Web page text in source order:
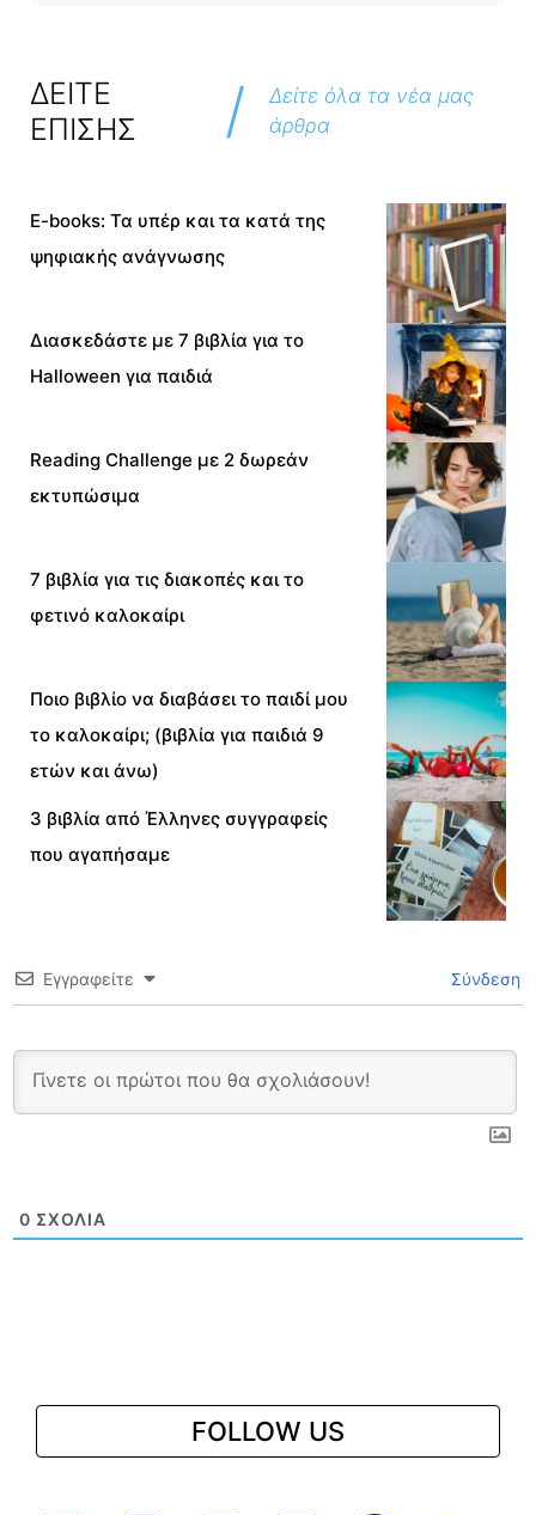
ΔΕΙΤΕ
ΕΠΙΣΗΣ
/
Δείτε όλα τα νέα μας
άρθρα
E-books: Τα υπέρ και τα κατά της
ψηφιακής ανάγνωσης
Διασκεδάστε με 7 βιβλία για το
Halloween για παιδιά
Reading Challenge με 2 δωρεάν
εκτυπώσιμα
7 βιβλία για τις διακοπές και το
φετινό καλοκαίρι
Ποιο βιβλίο να διαβάσει το παιδί μου
το καλοκαίρι; (βιβλία για παιδιά 9
ετών και άνω)
3 βιβλία από Έλληνες συγγραφείς
που αγαπήσαμε
Εγγραφείτε Σύνδεση
0 ΣΧΌΛΙΑ
FOLLOW US